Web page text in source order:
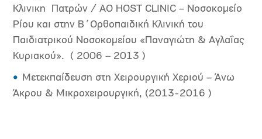
Κλινικη Πατρών / AO HOST CLINIC – Νοσοκομείο
Ρίου και στην Β΄Ορθοπαιδική Κλινική του
Παιδιατρικού Νοσοκομείου «Παναγιώτη & Αγλαΐας
Κυριακού». ( 2006 – 2013 )
Μετεκπαίδευση στη Χειρουργική Χεριού – Άνω
Άκρου & Μικροχειρουργική, (2013-2016 )